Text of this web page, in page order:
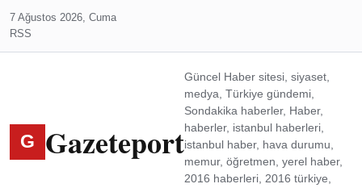
7 Ağustos 2026, Cuma
RSS
G Gazeteport
Güncel Haber sitesi, siyaset,
medya, Türkiye gündemi,
Sondakika haberler, Haber,
haberler, istanbul haberleri,
istanbul haber, hava durumu,
memur, öğretmen, yerel haber,
2016 haberleri, 2016 türkiye,